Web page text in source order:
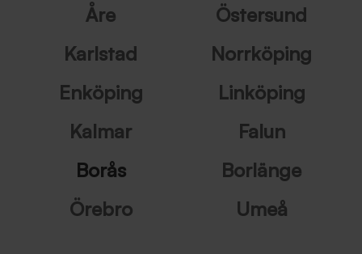
Åre
Östersund
Karlstad
Norrköping
Enköping
Linköping
Kalmar
Falun
Borås
Borlänge
Örebro
Umeå